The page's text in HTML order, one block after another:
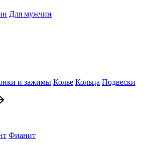
Для мужчин
и зажимы Колье Кольца Подвески
Фианит